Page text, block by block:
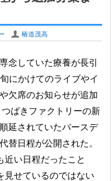
U 椿道茂高
にかけてのライブやイ
欠席のお知らせが追加
ばきファクトリーの新
延されていたバースデ
替日程が公開された。
近い日程だったこと
見せているのではない